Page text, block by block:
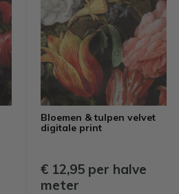
Bloemen & tulpen velvet
digitale print
€ 12,95 per halve
meter